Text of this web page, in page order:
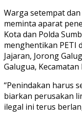
Warga setempat
meminta aparat
Kota dan Polda
menghentikan PETI
Jajaran, Jorong
Galugua,
“Penindakan harus
biarkan perusakan
ilegal ini terus